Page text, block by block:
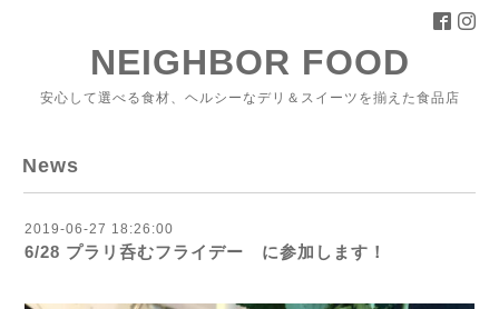
NEIGHBOR FOOD
安心して選べる食材、ヘルシーなデリ＆スイーツを揃えた食品店
News
2019-06-27 18:26:00
6/28 プラリ呑むフライデー に参加します！